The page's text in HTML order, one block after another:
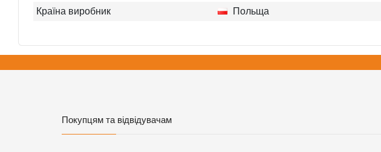
Країна виробник
Польща
Покупцям та відвідувачам